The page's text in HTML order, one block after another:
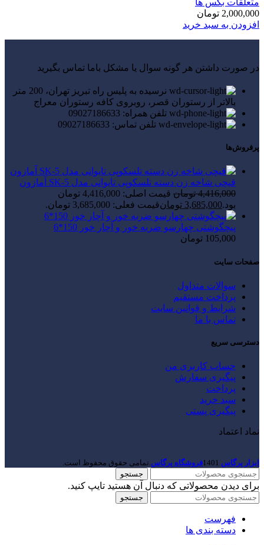
متعلقات بکس ها
2,000,000 تومان
افزودن به سبد خرید
در صورت داشتن هر گونه سوال یا مشکل باما تماس بگیرید
نرسیده به پلیس راه تبریز تهران، 200 متر
بالاتر از رستوران قصر، روبروی کافه رستوران معراج
تلفن همراه: 09027186633
تلفن تماس: 09027186633
پرفروش‌ها
قیچی شاخه زن دسته تلسکوپی تایوانی مدل SK-5 آمازون
4,416,000 تومان
قیمت اصلی: 4,416,000 تومان
بود.3,685,000 تومانقیمت فعلی: 3,685,000 تومان.
پیچگوشتی چهارسو ضربه خور و آچار خور 150*6
105,000 تومان
صفحات سایت
سوالات متداول
پرداخت مستقیم
شرایط و قوانین سایت
تماس با ما
دسترسی سریع
حساب کاربری من
پیگیری سفارش
پرداخت
سبد خرید
پیگیری پستی
نماد اعتماد
ابزار پرگاس 1401فروشگاه پرگاس.تمامی حقوق محفوظ است.
جستجو
برای دیدن محصولاتی که دنبال آن هستید تایپ کنید.
جستجو
فهرست
دسته بندی ها